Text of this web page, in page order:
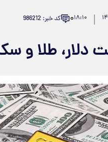
۱۸:۱۰۰ کد خبر: 986212
طلا و سکه